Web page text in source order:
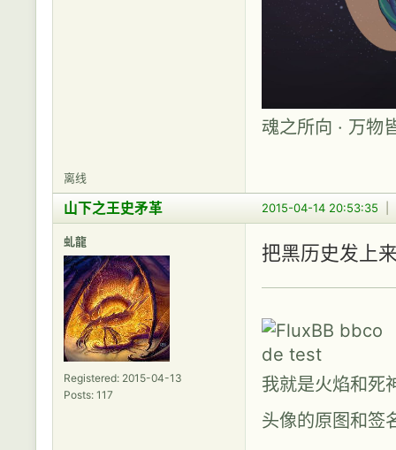
魂之所向 · 万物
离线
2015-04-14 20:53:35
山下之王史矛革
虬龍
Registered: 2015-04-13
Posts: 117
把黑历史发上
我就是火焰和死
头像的原图和签